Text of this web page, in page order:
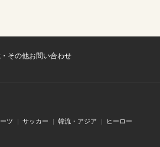
その他お問い合わせ
ツ サッカー 韓流・アジア ヒーロー